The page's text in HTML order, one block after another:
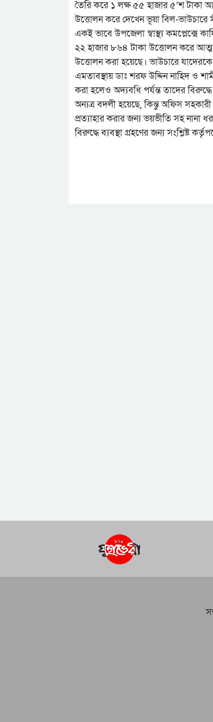
তৈরি করে ১ লক্ষ ৫৫ হাজার ৫’শ টাকা
উত্তোলন করে দেখেন ভূয়া বিল-ভাউচারে
একই ভাবে উপজেলা স্বাস্থ্য কমপ্লেক্সে
২২ হাজার ৮৬৪ টাকা উত্তোলন করে
উত্তোলন করা হয়েছে। ভাউচারে
এমতাবস্থায় ডাঃ শরফ উদ্দিন নাহিদ ও
করা হলেও অদ্যবধি পর্যন্ত তাদের
অন্যত্র বদলী হয়েছে, কিন্তু অফিস
প্রত্যাহার করার জন্য ভয়ভীতি সহ নানা
বিরুদ্ধে ব্যবস্থা গ্রহণের জন্য সংশ্লিষ্ট